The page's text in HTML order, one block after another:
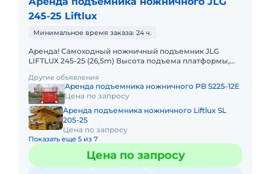
245-25 Liftlux
Минимальное время заказа: 24 ч.
Аренда! Самоходный ножничный подъемник JLG
LIFTLUX 245-25 (26,5m) Высота подъема платформы,
Выдвижная секция п
Другие объявления
Аренда подъемника ножничного PB S225-12E
Цена по запросу
Аренда подъемника ножничного Liftlux SL
205-25
Цена по запросу
Показать еще 5 из 7
Цена по запросу